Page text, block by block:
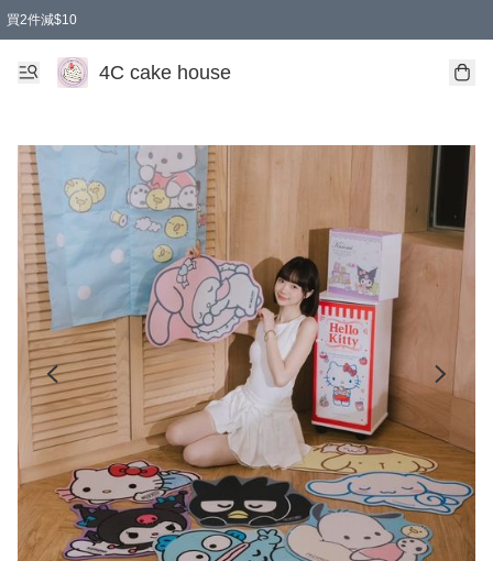
買2件減$10
任選兩件減$10
買兩盒減$10
買兩件減$10
買2件減$10
買2件減$10
4C cake house